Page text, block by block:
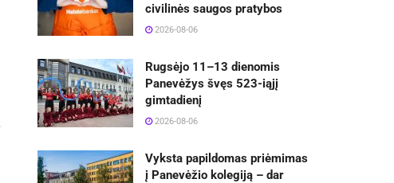
civilinės saugos pratybos
2026-08-06
Rugsėjo 11–13 dienomis
Panevėžys švęs 523-iąjį
gimtadienį
2026-08-06
Vyksta papildomas priėmimas
į Panevėžio kolegiją – dar